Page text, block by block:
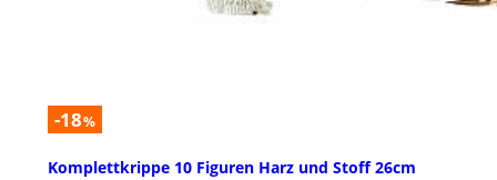
-18%
Komplettkrippe 10 Figuren Harz und Stoff 26cm